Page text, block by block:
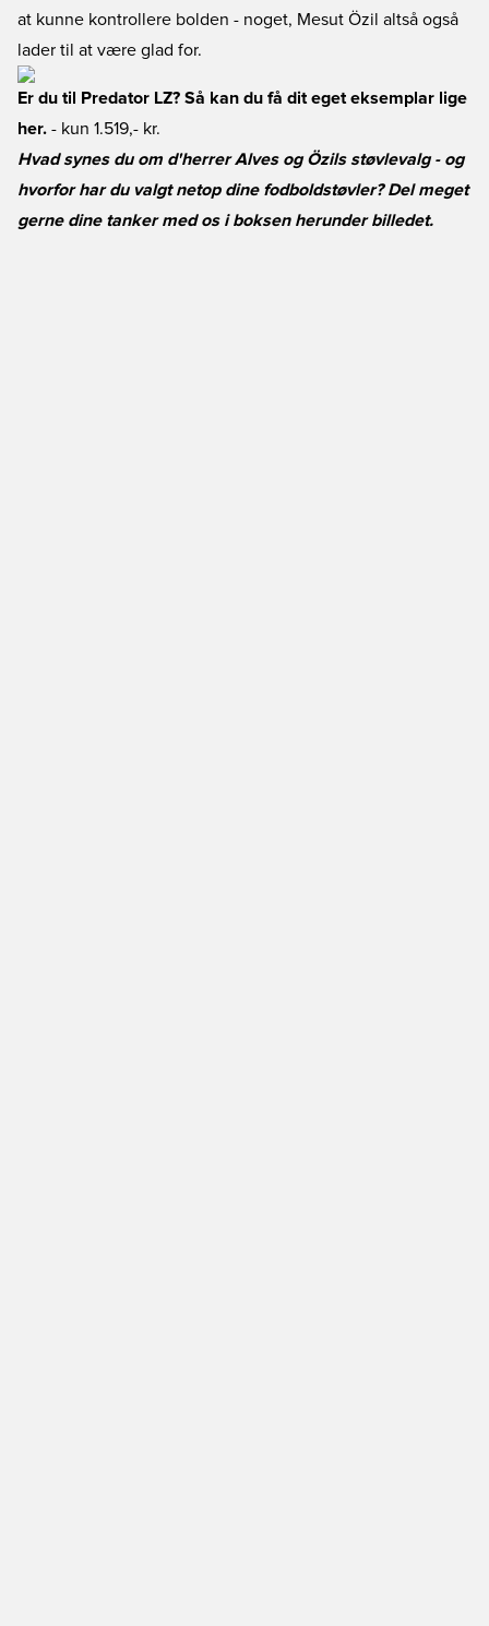
at kunne kontrollere bolden - noget, Mesut Özil altså også
lader til at være glad for.
Er du til Predator LZ? Så kan du få dit eget eksemplar lige
her. - kun 1.519,- kr.
Hvad synes du om d'herrer Alves og Özils støvlevalg - og
hvorfor har du valgt netop dine fodboldstøvler? Del meget
gerne dine tanker med os i boksen herunder billedet.